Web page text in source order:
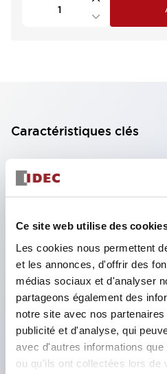
Ce site web utilise des
Les cookies nous permettent
et les annonces, d'offrir des
médias sociaux et d'analyser
partageons également des
notre site avec nos
publicité et d'analyse, qui
avec d'autres informations
ou qu'ils ont collectées lors de
Caractéristiques clés
Bloc de contact à 2
permettant une
Profondeur du panneau
contact à 11 étages), 59,9
22 étages). Conception
Structure de sécurité de
déclenchement à 2
structure de protection